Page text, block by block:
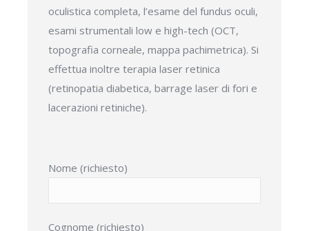
oculistica completa, l’esame del fundus oculi,
esami strumentali low e high-tech (OCT,
topografia corneale, mappa pachimetrica). Si
effettua inoltre terapia laser retinica
(retinopatia diabetica, barrage laser di fori e
lacerazioni retiniche).
Nome (richiesto)
Cognome (richiesto)